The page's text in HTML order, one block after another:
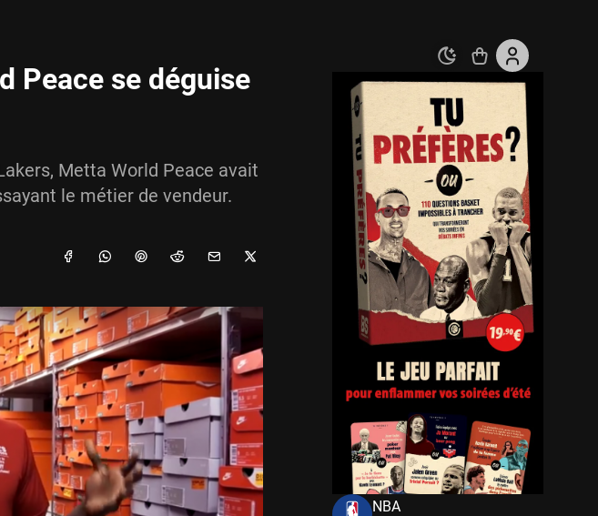
Peace se déguise
Metta World Peace avait
le métier de vendeur.
NBA